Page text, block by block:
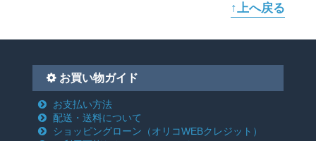
↑上へ戻る
お買い物ガイド
お支払い方法
配送・送料について
ショッピングローン （オリコWEBクレジット）